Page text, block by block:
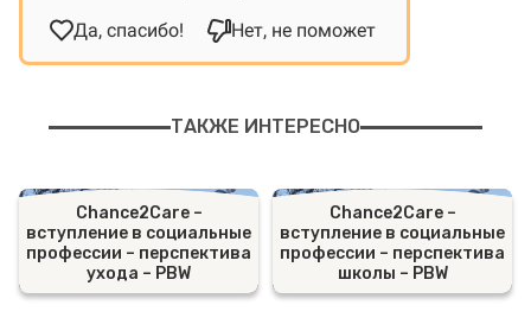
Да, спасибо!
Нет, не поможет
ТАКЖЕ ИНТЕРЕСНО
Chance2Care –
вступление в социальные
профессии – перспектива
ухода – PBW
Chance2Care –
вступление в социальные
профессии – перспектива
школы – PBW